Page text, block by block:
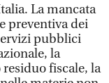
La mancata
preventiva dei
pubblici
la
fiscale, la